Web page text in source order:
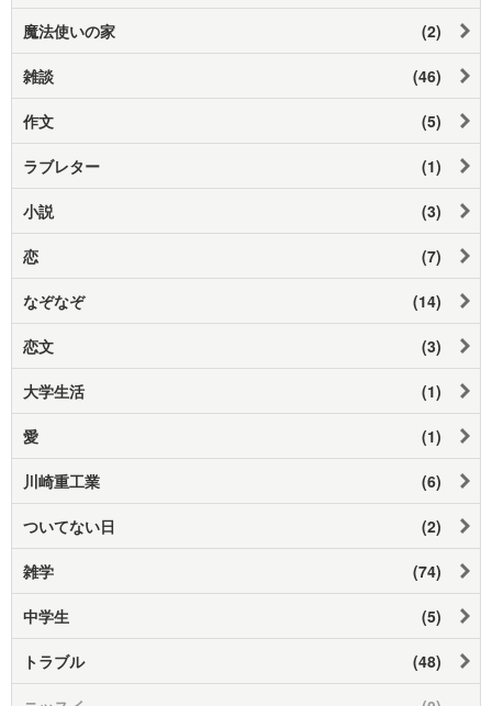
魔法使いの家 (2)
雑談 (46)
作文 (5)
ラブレター (1)
小説 (3)
恋 (7)
なぞなぞ (14)
恋文 (3)
大学生活 (1)
愛 (1)
川崎重工業 (6)
ついてない日 (2)
雑学 (74)
中学生 (5)
トラブル (48)